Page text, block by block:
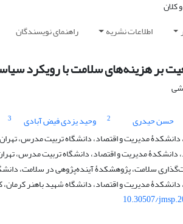
اطلاعات نشریه راهنمای نویسندگان
بر هزینه‌های سلامت با رویکرد
حسن حیدری 2 وحید یزدی فیض آبادی 3
مدیریت و اقتصاد، دانشگاه تربیت مدرس،
دانشکدۀ مدیریت و اقتصاد، دانشگاه تربیت مدرس،
سلامت، پژوهشکدۀ آینده‌پژوهی در سلامت،
دانشکدۀ مدیریت و اقتصاد، دانشگاه شهید باهنر کرمان،
10.30507/